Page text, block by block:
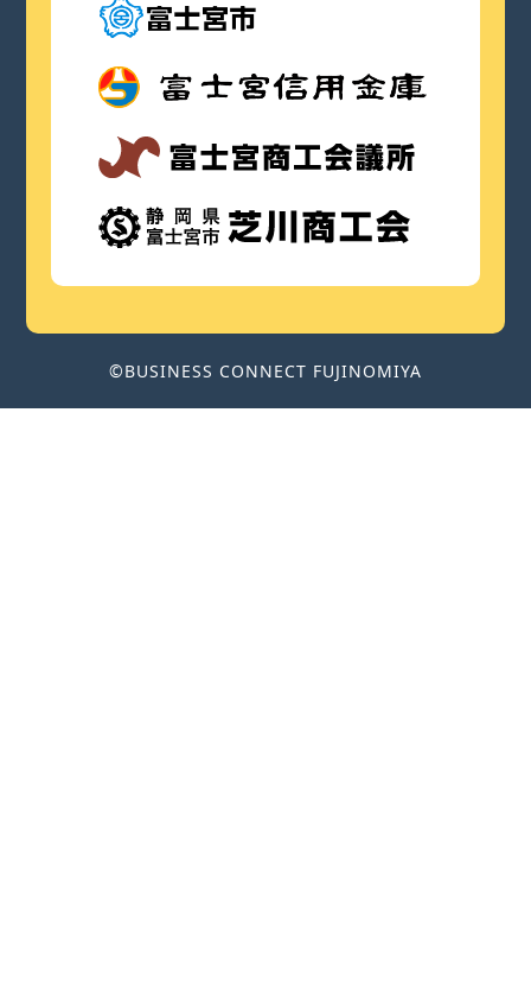
©BUSINESS CONNECT FUJINOMIYA